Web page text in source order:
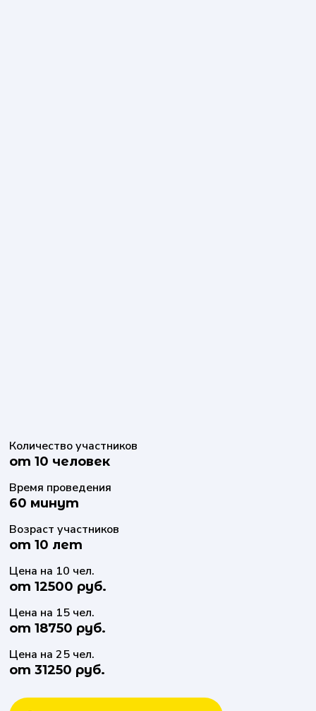
Количество участников
от 10 человек
Время проведения
60 минут
Возраст участников
от 10 лет
Цена на 10 чел.
от 12500 руб.
Цена на 15 чел.
от 18750 руб.
Цена на 25 чел.
от 31250 руб.